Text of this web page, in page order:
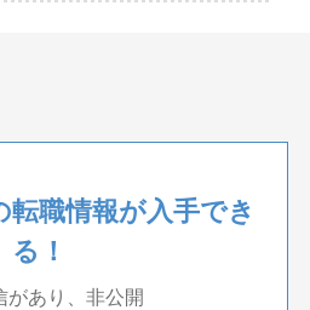
転職情報が入手でき
る！
があり、非公開